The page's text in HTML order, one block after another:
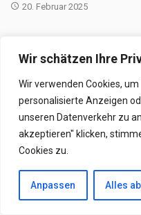
Wir schätzen Ihre
Wir verwenden Cookies,
personalisierte Anzeigen
unseren Datenverkehr zu
akzeptieren" klicken,
Cookies zu.
Anpassen Alles
20. Februar 2025